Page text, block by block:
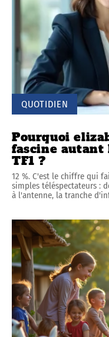
QUOTIDIEN
Pourquoi
fascine autant
TF1 ?
12 %. C'est le chiffre qui
simples téléspectateurs :
à l'antenne, la tranche